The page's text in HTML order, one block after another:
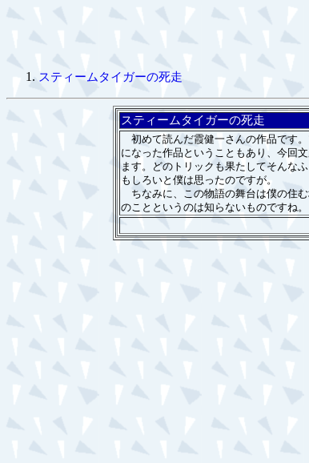
スティームタイガーの死走
スティームタイガーの死走
初めて読んだ霞健一さんの作品です
になった作品ということもあり、今回
ます。どのトリックも果たしてそんな
もしろいと僕は思ったのですが。
ちなみに、この物語の舞台は僕の住
のことというのは知らないものですね。